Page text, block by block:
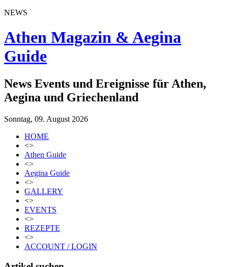
NEWS
Athen Magazin & Aegina
Guide
News Events und Ereignisse für Athen,
Aegina und Griechenland
Sonntag, 09. August 2026
HOME
<>
Athen Guide
<>
Aegina Guide
<>
GALLERY
<>
EVENTS
<>
REZEPTE
<>
ACCOUNT / LOGIN